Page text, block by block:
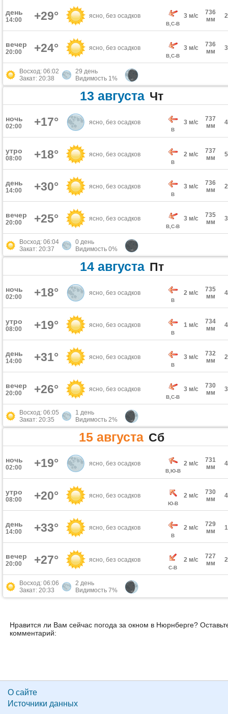
день
14:00 +29° ясно, без осадков
В,С-В
3 м/с
736
мм
вечер
20:00 +24° ясно, без осадков
В,С-В
3 м/с
736
мм
Восход: 06:02
Закат: 20:38
29 день
Видимость 1%
13 августа Чт
ночь
02:00 +17° ясно, без осадков
В
3 м/с
737
мм
утро
08:00 +18° ясно, без осадков
В
2 м/с
737
мм
день
14:00 +30° ясно, без осадков
В
3 м/с
736
мм
вечер
20:00 +25° ясно, без осадков
В,С-В
3 м/с
735
мм
Восход: 06:04
Закат: 20:37
0 день
Видимость 0%
14 августа Пт
ночь
02:00 +18° ясно, без осадков
В
2 м/с
735
мм
утро
08:00 +19° ясно, без осадков
В
1 м/с
734
мм
день
14:00 +31° ясно, без осадков
В
3 м/с
732
мм
вечер
20:00 +26° ясно, без осадков
В,С-В
3 м/с
730
мм
Восход: 06:05
Закат: 20:35
1 день
Видимость 2%
15 августа Сб
ночь
02:00 +19° ясно, без осадков
В,Ю-В
2 м/с
731
мм
утро
08:00 +20° ясно, без осадков
Ю-В
2 м/с
730
мм
день
14:00 +33° ясно, без осадков
В
2 м/с
729
мм
вечер
20:00 +27° ясно, без осадков
С-В
2 м/с
727
мм
Восход: 06:06
Закат: 20:33
2 день
Видимость 7%
Нравится ли Вам сейчас погода за окном в Нюрнберге?
комментарий:
О сайте
Источники данных